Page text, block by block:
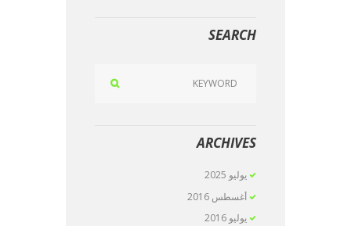
SEARCH
ARCHIVES
يوليو 2025
أغسطس2016
يوليو2016